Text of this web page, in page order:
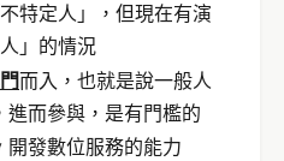
特定人」，但現在有演
」的情況
而入，也就是說一般人
而參與，是有門檻的
發數位服務的能力